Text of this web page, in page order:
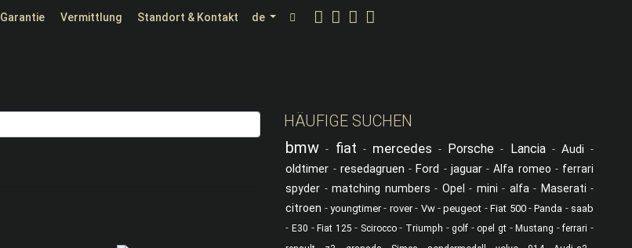
Garantie Vermittlung Standort & Kontakt de C.O.G. Classics auf YouTube
C.O.G. Classics auf Facebook
C.O.G. Classics auf Instagram
HÄUFIGE SUCHEN
bmw - fiat - mercedes - Porsche - Lancia- Audi -
oldtimer - resedagruen - Ford - jaguar-Alfa romeo - ferrari
spyder -matching numbers - Opel - mini - alfa - Maserati -
citroen -youngtimer- rover- Vw-peugeot -Fiat 500-Panda - saab
- E30 -Fiat 125 - Scirocco- Triumph - golf - opel gt -Mustang -ferrari -